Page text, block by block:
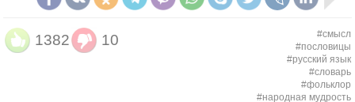
2. Век живи, век учись, а умрёшь
дураком
Казалось бы, такая мотивирующая пословица «Век
живи, век учись». Не прерывай процесс
1382 10
#смысл
#пословицы
#русский язык
#словарь
#фольклор
#народная мудрость